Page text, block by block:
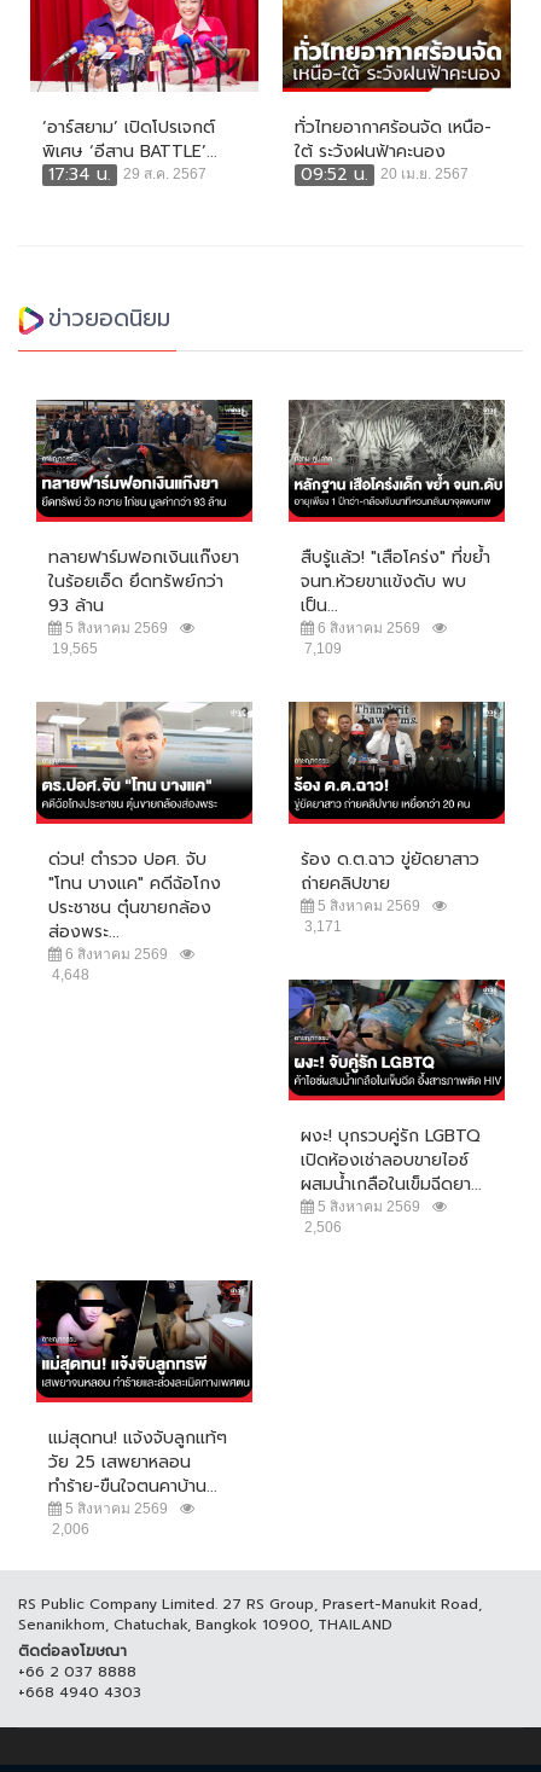
‘อาร์สยาม’ เปิดโปรเจกต์
พิเศษ ‘อีสาน BATTLE’...
17:34 น.
29 ส.ค. 2567
ทั่วไทยอากาศร้อนจัด เหนือ-
ใต้ ระวังฝนฟ้าคะนอง
09:52 น.
20 เม.ย. 2567
ข่าวยอดนิยม
ทลายฟาร์มฟอกเงินแก๊งยา
ในร้อยเอ็ด ยึดทรัพย์กว่า
93 ล้าน
5 สิงหาคม 2569
19,565
สืบรู้แล้ว! "เสือโคร่ง" ที่ขย้ำ
จนท.ห้วยขาแข้งดับ พบ
เป็น...
6 สิงหาคม 2569
7,109
ด่วน! ตำรวจ ปอศ. จับ
"โทน บางแค" คดีฉ้อโกง
ประชาชน ตุ๋นขายกล้อง
ส่องพระ...
6 สิงหาคม 2569
4,648
ร้อง ด.ต.ฉาว ขู่ยัดยาสาว
ถ่ายคลิปขาย
5 สิงหาคม 2569
3,171
ผงะ! บุกรวบคู่รัก LGBTQ
เปิดห้องเช่าลอบขายไอซ์
ผสมน้ำเกลือในเข็มฉีดยา...
5 สิงหาคม 2569
2,506
แม่สุดทน! แจ้งจับลูกแท้ๆ
วัย 25 เสพยาหลอน
ทำร้าย-ขืนใจตนคาบ้าน...
5 สิงหาคม 2569
2,006
RS Public Company Limited. 27 RS Group, Prasert-Manukit Road,
Senanikhom, Chatuchak, Bangkok 10900, THAILAND
ติดต่อลงโฆษณา
+66 2 037 8888
+668 4940 4303